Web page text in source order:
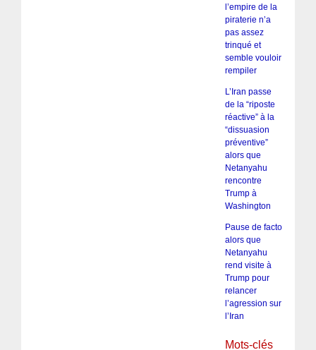
l’empire de la
piraterie n’a
pas assez
trinqué et
semble vouloir
rempiler
L’Iran passe
de la “riposte
réactive” à la
“dissuasion
préventive”
alors que
Netanyahu
rencontre
Trump à
Washington
Pause de facto
alors que
Netanyahu
rend visite à
Trump pour
relancer
l’agression sur
l’Iran
Mots-clés